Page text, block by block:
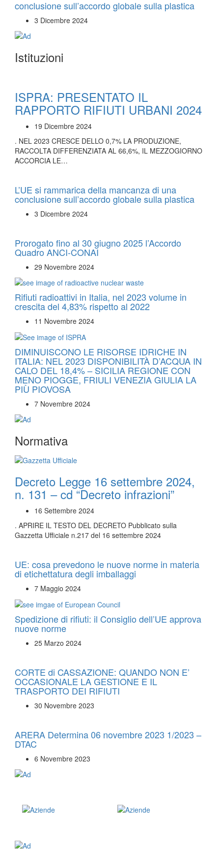
conclusione sull’accordo globale sulla plastica
3 Dicembre 2024
Istituzioni
ISPRA: PRESENTATO IL
RAPPORTO RIFIUTI URBANI 2024
19 Dicembre 2024
. NEL 2023 CRESCE DELLO 0,7% LA PRODUZIONE,
RACCOLTA DIFFERENZIATA AL 66,6%, IL MEZZOGIORNO
ACCORCIA LE…
L’UE si rammarica della mancanza di una
conclusione sull’accordo globale sulla plastica
3 Dicembre 2024
Prorogato fino al 30 giugno 2025 l’Accordo
Quadro ANCI-CONAI
29 Novembre 2024
Rifiuti radioattivi in Italia, nel 2023 volume in
crescita del 4,83% rispetto al 2022
11 Novembre 2024
DIMINUISCONO LE RISORSE IDRICHE IN
ITALIA: NEL 2023 DISPONIBILITÀ D’ACQUA IN
CALO DEL 18,4% – SICILIA REGIONE CON
MENO PIOGGE, FRIULI VENEZIA GIULIA LA
PIÙ PIOVOSA
7 Novembre 2024
Normativa
Decreto Legge 16 settembre 2024,
n. 131 – cd “Decreto infrazioni”
16 Settembre 2024
. APRIRE IL TESTO DEL DECRETO Pubblicato sulla
Gazzetta Ufficiale n.217 del 16 settembre 2024
UE: cosa prevedono le nuove norme in materia
di etichettatura degli imballaggi
7 Maggio 2024
Spedizione di rifiuti: il Consiglio dell’UE approva
nuove norme
25 Marzo 2024
CORTE di CASSAZIONE: QUANDO NON E’
OCCASIONALE LA GESTIONE E IL
TRASPORTO DEI RIFIUTI
30 Novembre 2023
ARERA Determina 06 novembre 2023 1/2023 –
DTAC
6 Novembre 2023